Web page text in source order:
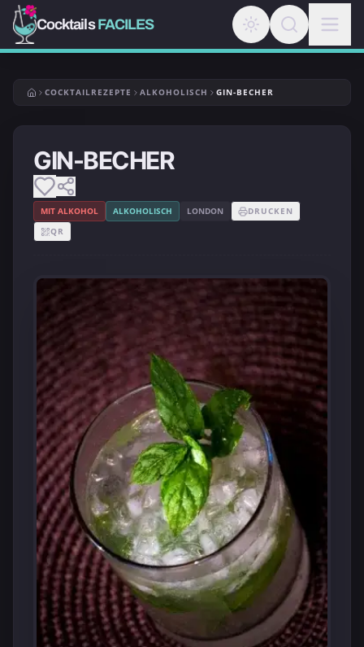
CocktailsFACILES
COCKTAILREZEPTE ALKOHOLISCH GIN-BECHER
GIN-BECHER
MIT ALKOHOL ALKOHOLISCH LONDON
DRUCKEN
QR